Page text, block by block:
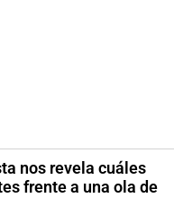
nos revela cuáles
frente a una ola de